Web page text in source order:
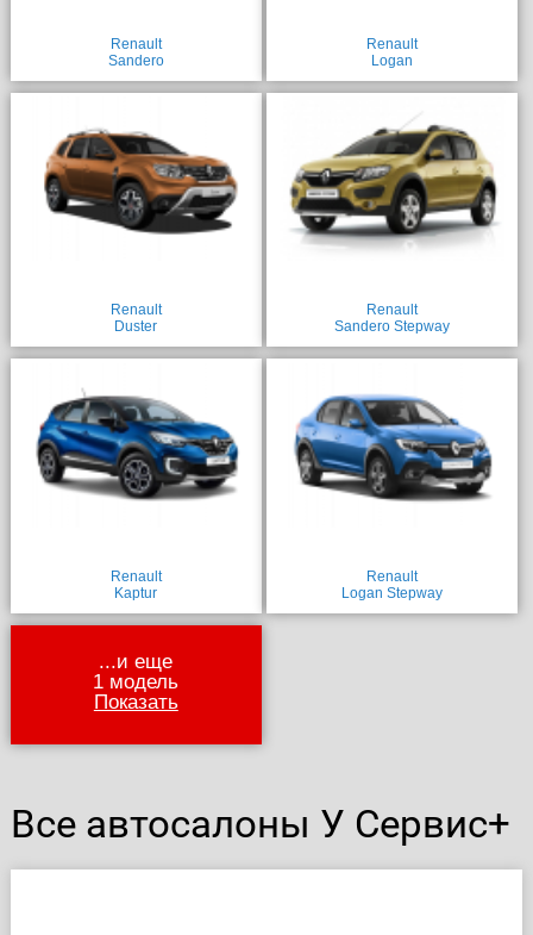
Renault
Sandero
Renault
Logan
Renault
Duster
Renault
Sandero Stepway
Renault
Kaptur
Renault
Logan Stepway
...и еще
1 модель
Показать
Все автосалоны У Сервис+